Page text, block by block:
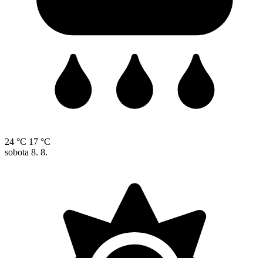
24 °C 17 °C
sobota 8. 8.